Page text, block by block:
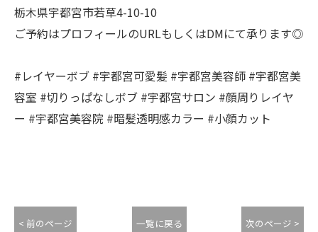
栃木県宇都宮市若草4-10-10
ご予約はプロフィールのURLもしくはDMにて承ります◎
#レイヤーボブ #宇都宮可愛髪 #宇都宮美容師 #宇都宮美
容室 #切りっぱなしボブ #宇都宮サロン #顔周りレイヤ
ー #宇都宮美容院 #暗髪透明感カラー #小顔カット
< 前のページ 一覧に戻る 次のページ >